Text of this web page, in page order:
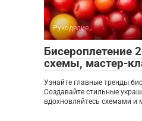
Рукоделие
Бисероплетение
схемы, мастер-
Узнайте главные тренды
Создавайте стильные
вдохновляйтесь схемами и